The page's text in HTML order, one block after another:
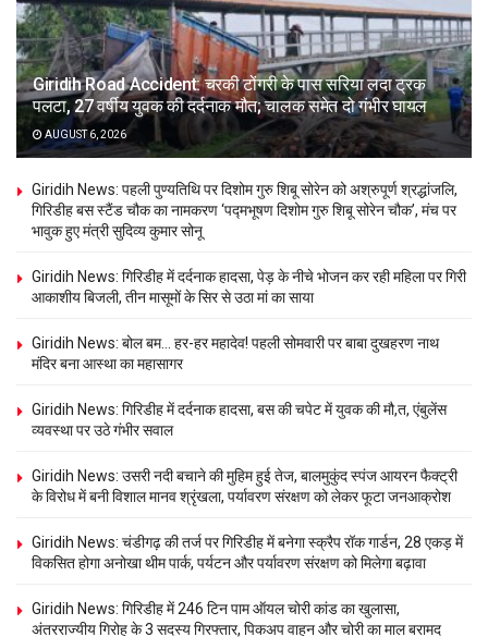
Giridih Road Accident: चरकी टोंगरी के पास सरिया लदा ट्रक
पलटा, 27 वर्षीय युवक की दर्दनाक मौत; चालक समेत दो गंभीर घायल
AUGUST 6, 2026
Giridih News: पहली पुण्यतिथि पर दिशोम गुरु शिबू सोरेन को अश्रुपूर्ण श्रद्धांजलि,
गिरिडीह बस स्टैंड चौक का नामकरण ‘पद्मभूषण दिशोम गुरु शिबू सोरेन चौक’, मंच पर
भावुक हुए मंत्री सुदिव्य कुमार सोनू
Giridih News: गिरिडीह में दर्दनाक हादसा, पेड़ के नीचे भोजन कर रही महिला पर गिरी
आकाशीय बिजली, तीन मासूमों के सिर से उठा मां का साया
Giridih News: बोल बम… हर-हर महादेव! पहली सोमवारी पर बाबा दुखहरण नाथ
मंदिर बना आस्था का महासागर
Giridih News: गिरिडीह में दर्दनाक हादसा, बस की चपेट में युवक की मौ,त, एंबुलेंस
व्यवस्था पर उठे गंभीर सवाल
Giridih News: उसरी नदी बचाने की मुहिम हुई तेज, बालमुकुंद स्पंज आयरन फैक्ट्री
के विरोध में बनी विशाल मानव श्रृंखला, पर्यावरण संरक्षण को लेकर फूटा जनआक्रोश
Giridih News: चंडीगढ़ की तर्ज पर गिरिडीह में बनेगा स्क्रैप रॉक गार्डन, 28 एकड़ में
विकसित होगा अनोखा थीम पार्क, पर्यटन और पर्यावरण संरक्षण को मिलेगा बढ़ावा
Giridih News: गिरिडीह में 246 टिन पाम ऑयल चोरी कांड का खुलासा,
अंतरराज्यीय गिरोह के 3 सदस्य गिरफ्तार, पिकअप वाहन और चोरी का माल बरामद